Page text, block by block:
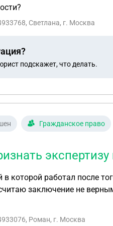
Светлана, г. Москва
подскажет, что делать.
Гражданское право
экспертизу
в которой работал после
пройти независимую мед
Я самостоятельно
Роман, г. Москва